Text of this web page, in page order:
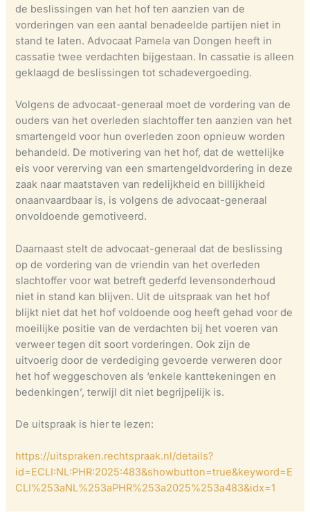
de beslissingen van het hof ten aanzien van de
vorderingen van een aantal benadeelde partijen niet in
stand te laten. Advocaat Pamela van Dongen heeft in
cassatie twee verdachten bijgestaan. In cassatie is alleen
geklaagd de beslissingen tot schadevergoeding.
Volgens de advocaat-generaal moet de vordering van de
ouders van het overleden slachtoffer ten aanzien van het
smartengeld voor hun overleden zoon opnieuw worden
behandeld. De motivering van het hof, dat de wettelijke
eis voor vererving van een smartengeldvordering in deze
zaak naar maatstaven van redelijkheid en billijkheid
onaanvaardbaar is, is volgens de advocaat-generaal
onvoldoende gemotiveerd.
Daarnaast stelt de advocaat-generaal dat de beslissing
op de vordering van de vriendin van het overleden
slachtoffer voor wat betreft gederfd levensonderhoud
niet in stand kan blijven. Uit de uitspraak van het hof
blijkt niet dat het hof voldoende oog heeft gehad voor de
moeilijke positie van de verdachten bij het voeren van
verweer tegen dit soort vorderingen. Ook zijn de
uitvoerig door de verdediging gevoerde verweren door
het hof weggeschoven als ‘enkele kanttekeningen en
bedenkingen’, terwijl dit niet begrijpelijk is.
De uitspraak is hier te lezen:
https://uitspraken.rechtspraak.nl/details?
id=ECLI:NL:PHR:2025:483&showbutton=true&keyword=E
CLI%253aNL%253aPHR%253a2025%253a483&idx=1